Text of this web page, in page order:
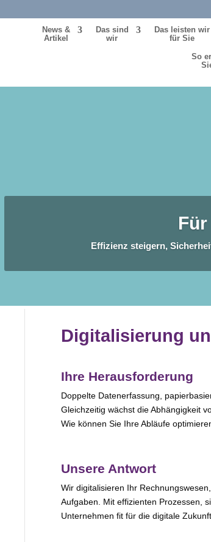
News &
Artikel
Das sind
wir
Das leis­ten wir
für Sie
So
Effizienz stei­gern,
Digitalisierung
Ihre Herausforderung
Doppelte Datenerfassung,
Gleichzeitig wächst die Abhängigkeit
Wie kön­nen Sie Ihre Abläufe
Unsere Antwort
Wir digi­ta­li­sie­ren Ihr
Aufgaben. Mit effi­zi­en­ten Prozessen,
Unternehmen fit für die digi­ta­le